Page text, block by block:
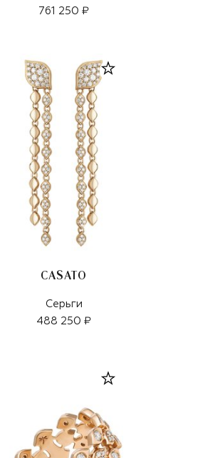
761 250 ₽
CASATO
Серьги
488 250 ₽